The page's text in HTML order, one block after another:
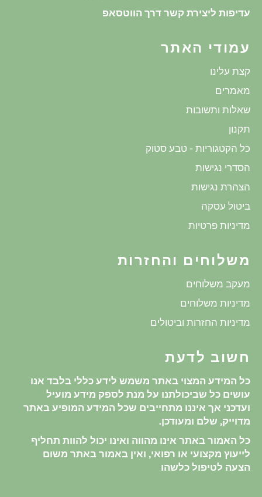
עדיפות ליצירת קשר דרך הווטסאפ
עמודי האתר
קצת עלינו
מאמרים
שאלות ותשובות
תקנון
כל הקטגוריות - טבע סטוק
הסדרי נגישות
הצהרת נגישות
ביטול עסקה
מדיניות פרטיות
משלוחים והחזרות
מעקב משלוחים
מדיניות משלוחים
מדיניות החזרות וביטולים
חשוב לדעת
כל המידע המצוי באתר משמש לידע כללי בלבד אנו
עושים כל שביכולתנו על מנת לספק מידע מועיל
ועדכני אך איננו מתחייבים שכל המידע המופיע באתר
מדוייק, שלם ומעודכן.
כל האמור באתר אינו מהווה ואינו יכול להוות תחליף
לייעוץ מקצועי או רפואי, ואין באמור באתר משום
הצעה לטיפול כלשהו